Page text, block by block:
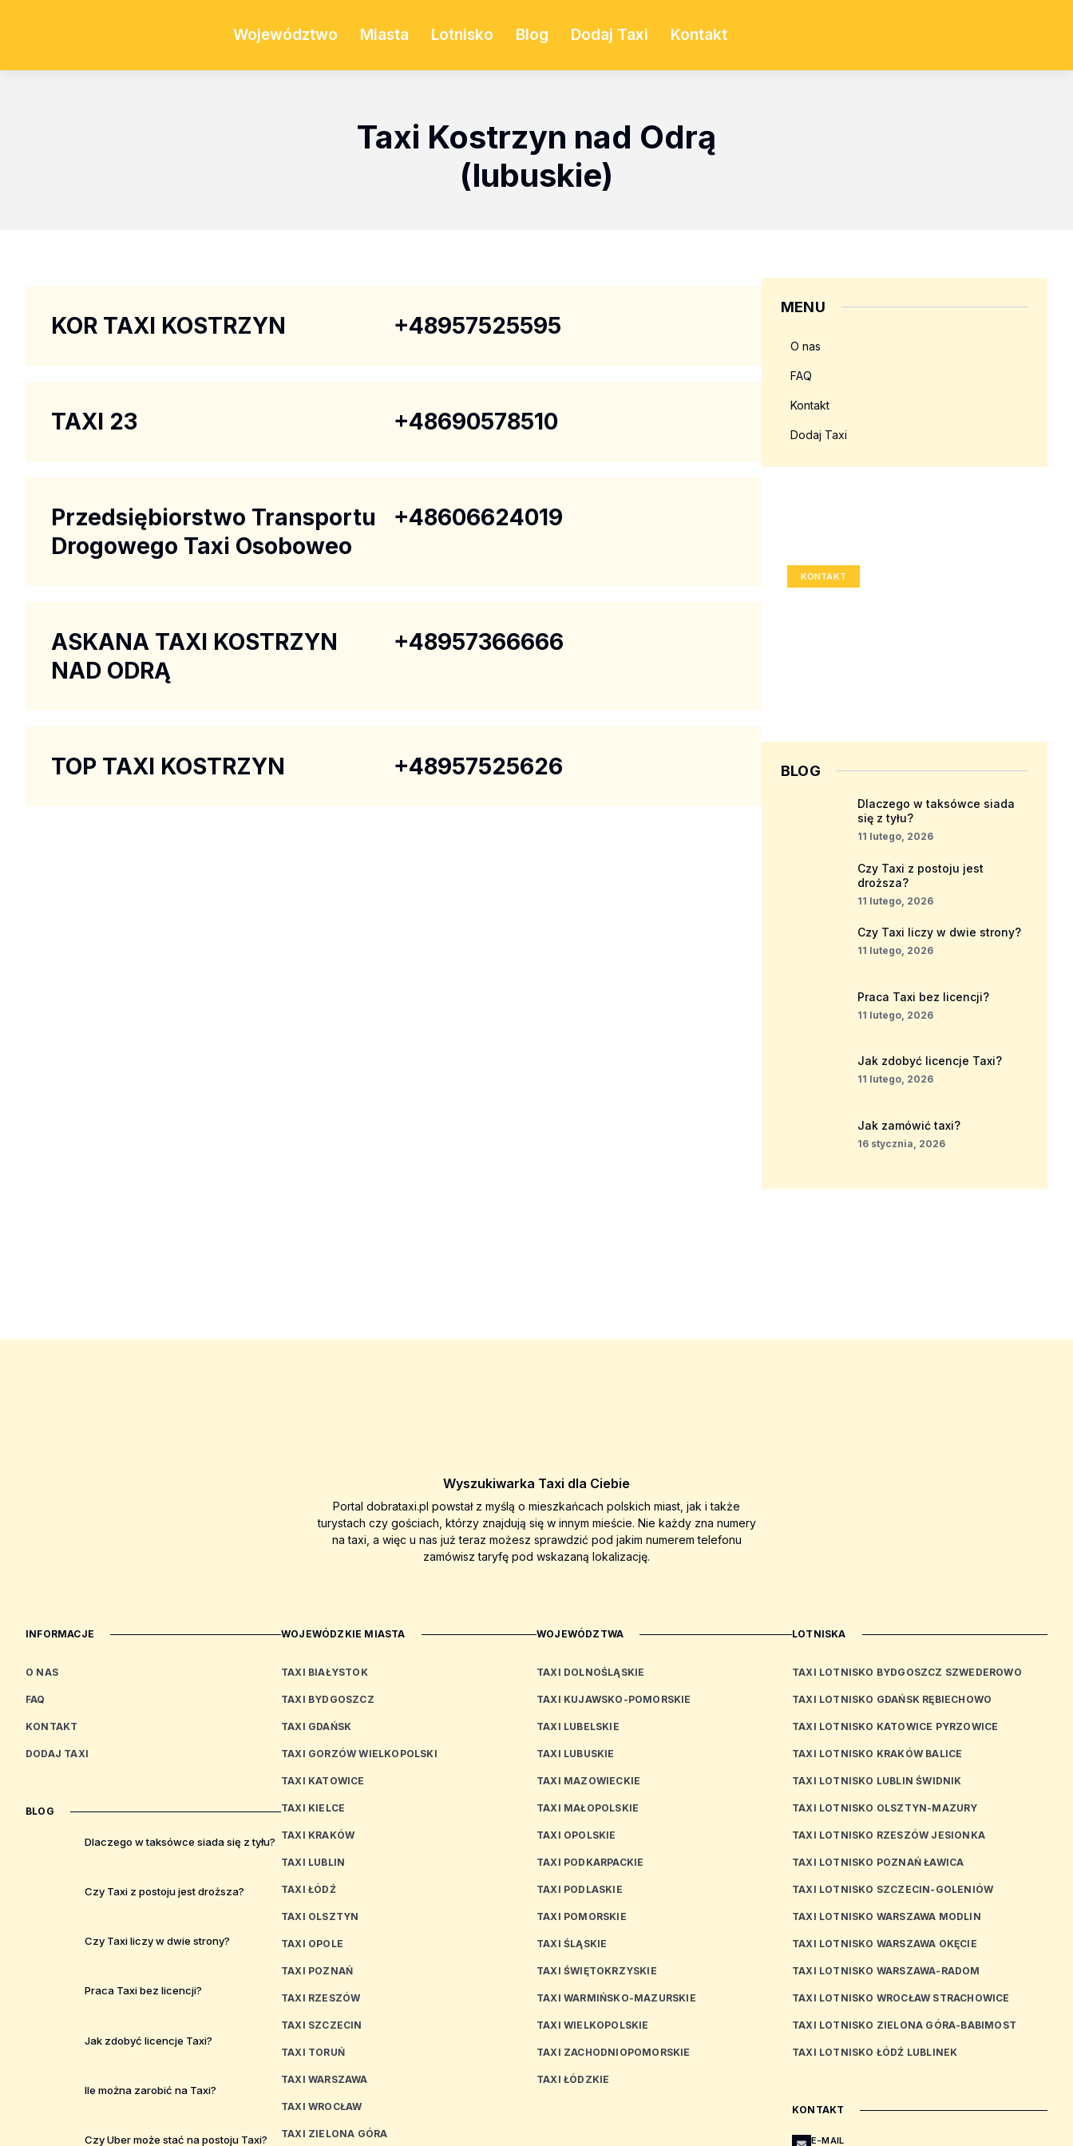
Województwo Miasta Lotnisko Blog Dodaj Taxi Kontakt
Taxi Kostrzyn nad Odrą
(lubuskie)
KOR TAXI KOSTRZYN +48957525595
TAXI 23 +48690578510
Przedsiębiorstwo Transportu
Drogowego Taxi Osoboweo
+48606624019
ASKANA TAXI KOSTRZYN
NAD ODRĄ
+48957366666
TOP TAXI KOSTRZYN +48957525626
MENU
O nas
FAQ
Kontakt
Dodaj Taxi
KONTAKT
BLOG
Dlaczego w taksówce siada
się z tyłu?
11 lutego, 2026
Czy Taxi z postoju jest
droższa?
11 lutego, 2026
Czy Taxi liczy w dwie strony?
11 lutego, 2026
Praca Taxi bez licencji?
11 lutego, 2026
Jak zdobyć licencje Taxi?
11 lutego, 2026
Jak zamówić taxi?
16 stycznia, 2026
Wyszukiwarka Taxi dla Ciebie
Portal dobrataxi.pl powstał z myślą o mieszkańcach polskich miast, jak i także
turystach czy gościach, którzy znajdują się w innym mieście. Nie każdy zna numery
na taxi, a więc u nas już teraz możesz sprawdzić pod jakim numerem telefonu
zamówisz taryfę pod wskazaną lokalizację.
INFORMACJE
O NAS
FAQ
KONTAKT
DODAJ TAXI
BLOG
Dlaczego w taksówce siada się z tyłu?
Czy Taxi z postoju jest droższa?
Czy Taxi liczy w dwie strony?
Praca Taxi bez licencji?
Jak zdobyć licencje Taxi?
Ile można zarobić na Taxi?
Czy Uber może stać na postoju Taxi?
WOJEWÓDZKIE MIASTA
TAXI BIAŁYSTOK
TAXI BYDGOSZCZ
TAXI GDAŃSK
TAXI GORZÓW WIELKOPOLSKI
TAXI KATOWICE
TAXI KIELCE
TAXI KRAKÓW
TAXI LUBLIN
TAXI ŁÓDŹ
TAXI OLSZTYN
TAXI OPOLE
TAXI POZNAŃ
TAXI RZESZÓW
TAXI SZCZECIN
TAXI TORUŃ
TAXI WARSZAWA
TAXI WROCŁAW
TAXI ZIELONA GÓRA
WOJEWÓDZTWA
TAXI DOLNOŚLĄSKIE
TAXI KUJAWSKO-POMORSKIE
TAXI LUBELSKIE
TAXI LUBUSKIE
TAXI MAZOWIECKIE
TAXI MAŁOPOLSKIE
TAXI OPOLSKIE
TAXI PODKARPACKIE
TAXI PODLASKIE
TAXI POMORSKIE
TAXI ŚLĄSKIE
TAXI ŚWIĘTOKRZYSKIE
TAXI WARMIŃSKO-MAZURSKIE
TAXI WIELKOPOLSKIE
TAXI ZACHODNIOPOMORSKIE
TAXI ŁÓDZKIE
LOTNISKA
TAXI LOTNISKO BYDGOSZCZ SZWEDEROWO
TAXI LOTNISKO GDAŃSK RĘBIECHOWO
TAXI LOTNISKO KATOWICE PYRZOWICE
TAXI LOTNISKO KRAKÓW BALICE
TAXI LOTNISKO LUBLIN ŚWIDNIK
TAXI LOTNISKO OLSZTYN-MAZURY
TAXI LOTNISKO RZESZÓW JESIONKA
TAXI LOTNISKO POZNAŃ ŁAWICA
TAXI LOTNISKO SZCZECIN-GOLENIÓW
TAXI LOTNISKO WARSZAWA MODLIN
TAXI LOTNISKO WARSZAWA OKĘCIE
TAXI LOTNISKO WARSZAWA-RADOM
TAXI LOTNISKO WROCŁAW STRACHOWICE
TAXI LOTNISKO ZIELONA GÓRA-BABIMOST
TAXI LOTNISKO ŁÓDŹ LUBLINEK
KONTAKT
E-MAIL